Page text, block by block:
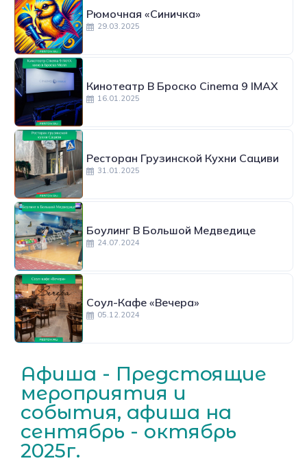
Рюмочная «Синичка»
29.03.2025
Кинотеатр В Броско Cinema 9 IMAX
16.01.2025
Ресторан Грузинской Кухни Сациви
31.01.2025
Боулинг В Большой Медведице
24.07.2024
Соул-Кафе «Вечера»
05.12.2024
Афиша - Предстоящие
мероприятия и
события, афиша на
сентябрь - октябрь
2025г.